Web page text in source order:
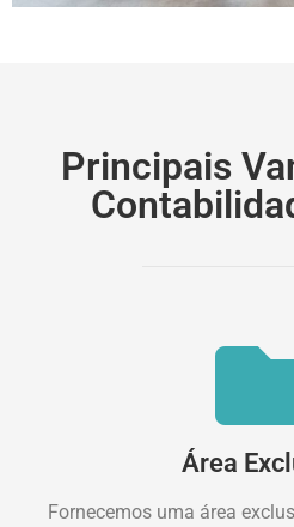
Principais
Área
Fornecemos uma área